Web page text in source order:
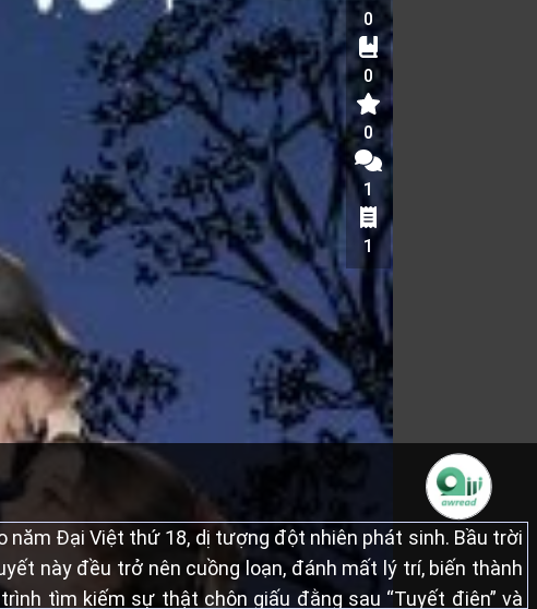
0
0
0
1
1
năm Đại Việt thứ 18, dị tượng đột nhiên phát sinh. Bầu trời
này đều trở nên cuồng loạn, đánh mất lý trí, biến thành
tìm kiếm sự thật chôn giấu đằng sau “Tuyết điên” và